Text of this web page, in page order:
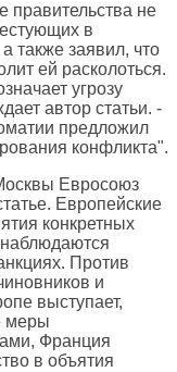
правительства не
в
также заявил, что
ей расколоться.
угрозу
автор статьи. -
предложил
конфликта".
Евросоюз
Европейские
конкретных
Против
и
выступает,
меры
Франция
в объятия